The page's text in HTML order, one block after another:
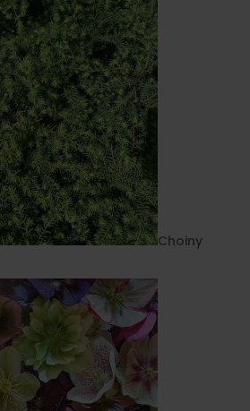
Choiny